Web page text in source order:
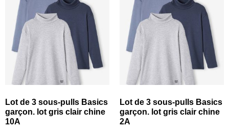
Lot de 3 sous-pulls Basics
garçon. lot gris clair chine
10A
Lot de 3 sous-pulls Basics
garçon. lot gris clair chine
2A